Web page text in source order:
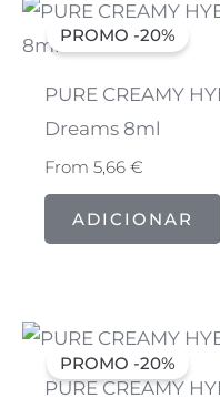
PROMO -20%
PURE CREAMY
Dreams 8ml
From5,66€
ADICIONAR
PROMO -20%
PURE CREAMY